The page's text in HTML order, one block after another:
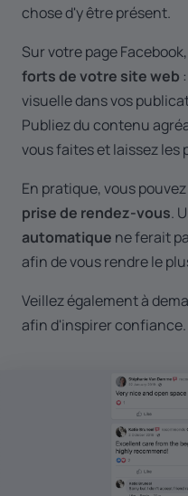
chose d'y être présent.
Sur votre page
forts de votre site web
visuelle dans vos
Publiez du contenu
vous faites et laissez les
En pratique, vous
prise de rendez-vous.
automatique ne ferait
afin de vous rendre le
Veillez également à
afin d'inspirer confiance.